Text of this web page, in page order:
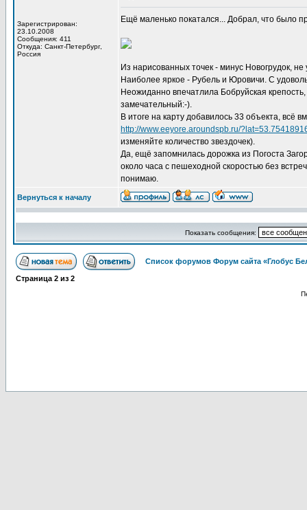
Зарегистрирован:
23.10.2008
Сообщения: 411
Откуда: Санкт-Петербург,
Россия
Ещё маленько покатался... Добрал, что было
Из нарисованных точек - минус Новогрудок,
Наиболее яркое - Рубель и Юровичи. С
Неожиданно впечатлила Бобруйская
замечательный:-).
В итоге на карту добавилось 33 объекта, всё
http://www.eeyore.aroundspb.ru/
изменяйте количество звездочек).
Да, ещё запомнилась дорожка из Погоста
около часа с пешеходной скоростью без
понимаю.
Вернуться к началу
Показать сообщения:
Список форумов Форум сайта «Глобус
Страница 2 из 2